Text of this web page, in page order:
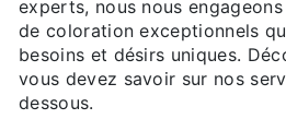
experts, nous nous
de coloration exceptionnels
besoins et désirs uniques.
vous devez savoir sur nos
dessous.